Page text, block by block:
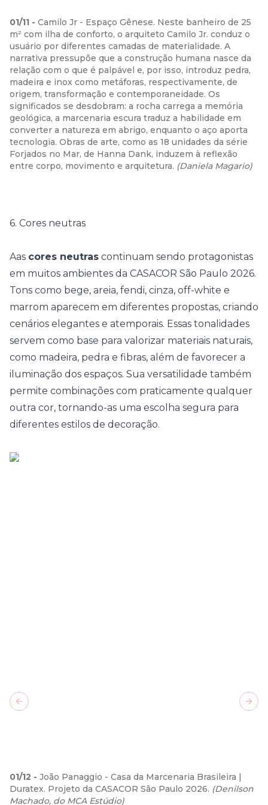
01/11 - Camilo Jr - Espaço Gênese. Neste banheiro de 25
m² com ilha de conforto, o arquiteto Camilo Jr. conduz o
usuário por diferentes camadas de materialidade. A
narrativa pressupõe que a construção humana nasce da
relação com o que é palpável e, por isso, introduz pedra,
madeira e inox como metáforas, respectivamente, de
origem, transformação e contemporaneidade. Os
significados se desdobram: a rocha carrega a memória
geológica, a marcenaria escura traduz a habilidade em
converter a natureza em abrigo, enquanto o aço aporta
tecnologia. Obras de arte, como as 18 unidades da série
Forjados no Mar, de Hanna Dank, induzem à reflexão
entre corpo, movimento e arquitetura. (Daniela Magario)
6. Cores neutras
Aas cores neutras continuam sendo protagonistas
em muitos ambientes da CASACOR São Paulo 2026.
Tons como bege, areia, fendi, cinza, off-white e
marrom aparecem em diferentes propostas, criando
cenários elegantes e atemporais. Essas tonalidades
servem como base para valorizar materiais naturais,
como madeira, pedra e fibras, além de favorecer a
iluminação dos espaços. Sua versatilidade também
permite combinações com praticamente qualquer
outra cor, tornando-as uma escolha segura para
diferentes estilos de decoração.
01/12 - João Panaggio - Casa da Marcenaria Brasileira |
Duratex. Projeto da CASACOR São Paulo 2026. (Denilson
Machado, do MCA Estúdio)
Previous slide